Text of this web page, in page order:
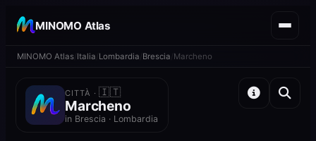
MINOMO Atlas
MINOMO Atlas Italia Lombardia Brescia Marcheno
CITTÀ ·🇮🇹
Marcheno
in Brescia · Lombardia